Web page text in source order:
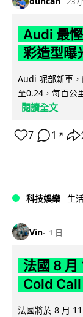
Audi 最
彩造型
Audi 呢部新車
至0.24，每百公
閱讀全文
7 1 ↗
科技娛樂 生
Vin 1 日
法國 8 月
Cold
法國將於 8 月